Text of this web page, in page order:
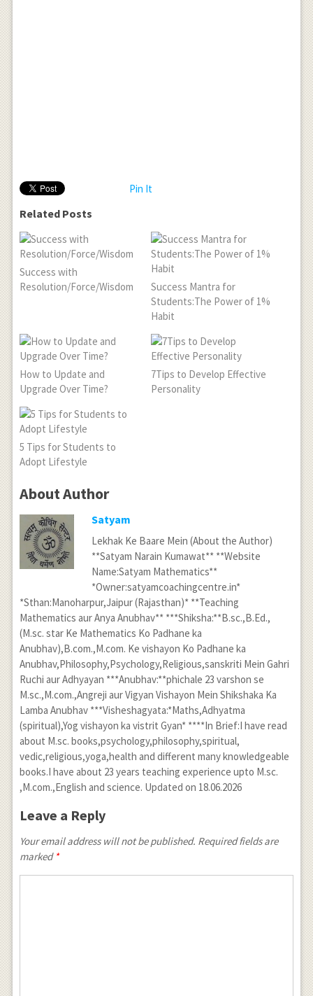
Pin It
Related Posts
Success with
Resolution/Force/Wisdom
Success Mantra for
Students:The Power of 1%
Habit
How to Update and
Upgrade Over Time?
7Tips to Develop Effective
Personality
5 Tips for Students to
Adopt Lifestyle
About Author
Satyam
Lekhak Ke Baare Mein (About the Author)
**Satyam Narain Kumawat** **Website
Name:Satyam Mathematics**
*Owner:satyamcoachingcentre.in*
*Sthan:Manoharpur,Jaipur (Rajasthan)* **Teaching
Mathematics aur Anya Anubhav** ***Shiksha:**B.sc.,B.Ed.,
(M.sc. star Ke Mathematics Ko Padhane ka
Anubhav),B.com.,M.com. Ke vishayon Ko Padhane ka
Anubhav,Philosophy,Psychology,Religious,sanskriti Mein Gahri
Ruchi aur Adhyayan ***Anubhav:**phichale 23 varshon se
M.sc.,M.com.,Angreji aur Vigyan Vishayon Mein Shikshaka Ka
Lamba Anubhav ***Visheshagyata:*Maths,Adhyatma
(spiritual),Yog vishayon ka vistrit Gyan* ****In Brief:I have read
about M.sc. books,psychology,philosophy,spiritual,
vedic,religious,yoga,health and different many knowledgeable
books.I have about 23 years teaching experience upto M.sc.
,M.com.,English and science. Updated on 18.06.2026
Leave a Reply
Your email address will not be published. Required fields are
marked *